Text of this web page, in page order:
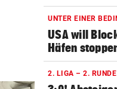
UNTER EINER
USA will
Häfen
2. LIGA – 2. RUNDE